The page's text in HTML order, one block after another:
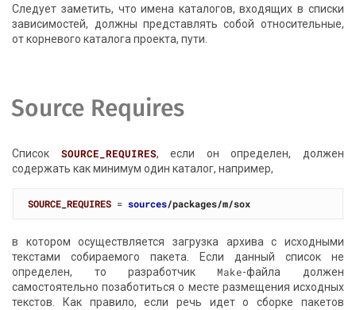
Следует заметить, что имена каталогов, входящих в списки
зависимостей, должны представлять собой относительные,
от корневого каталога проекта, пути.
Source Requires
Список SOURCE_REQUIRES, если он определен, должен
содержать как минимум один каталог, например,
SOURCE_REQUIRES = sources/packages/m/sox
в котором осуществляется загрузка архива с исходными
текстами собираемого пакета. Если данный список не
определен, то разработчик Make-файла должен
самостоятельно позаботиться о месте размещения исходных
текстов. Как правило, если речь идет о сборке пакетов